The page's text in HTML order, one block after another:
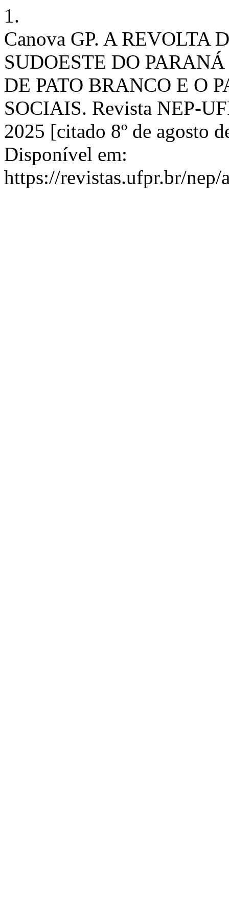
1.
Canova GP. A REVOLTA
SUDOESTE DO
DE PATO BRANCO E O
SOCIAIS. Revista NEP-
2025 [citado 8º de agosto
Disponível em:
https://revistas.ufpr.br/